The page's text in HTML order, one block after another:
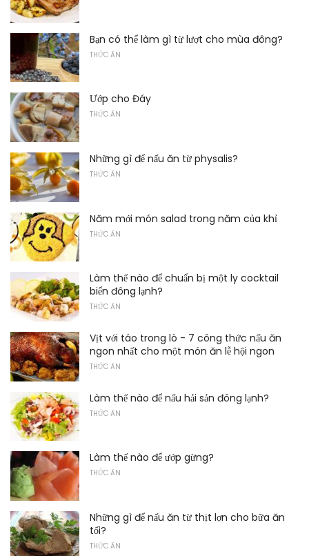
Bạn có thể làm gì từ lượt cho mùa đông?
THỨC ĂN
Ướp cho Đáy
THỨC ĂN
Những gì để nấu ăn từ physalis?
THỨC ĂN
Năm mới món salad trong năm của khỉ
THỨC ĂN
Làm thế nào để chuẩn bị một ly cocktail
biển đông lạnh?
THỨC ĂN
Vịt với táo trong lò - 7 công thức nấu ăn
ngon nhất cho một món ăn lễ hội ngon
THỨC ĂN
Làm thế nào để nấu hải sản đông lạnh?
THỨC ĂN
Làm thế nào để ướp gừng?
THỨC ĂN
Những gì để nấu ăn từ thịt lợn cho bữa ăn
tối?
THỨC ĂN